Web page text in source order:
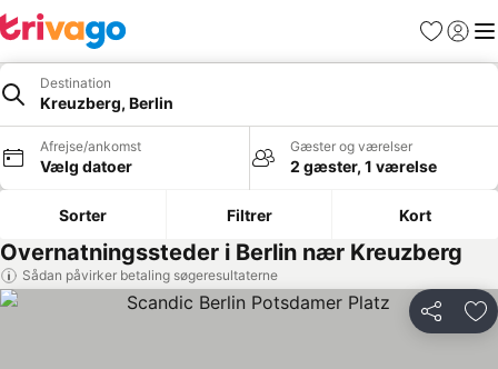
Favoritter
Log ind
Destination
Kreuzberg, Berlin
Afrejse/ankomst
Vælg datoer
Gæster og værelser
2 gæster, 1 værelse
Sorter Filtrer Kort
Overnatningssteder i Berlin nær Kreuzberg
Sådan påvirker betaling søgeresultaterne
Del